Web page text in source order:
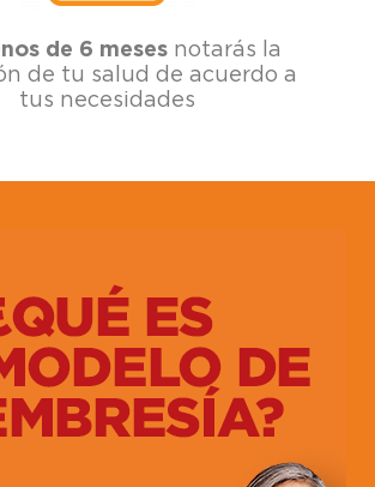
de 6 mesesnotarás la
de tu salud de acuerdo a
tus necesidades